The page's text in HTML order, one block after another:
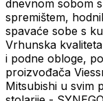
dnevnom sobom
spremištem,
spavaće sobe s
Vrhunska
i podne obloge,
proizvođača
Mitsubishi u svim